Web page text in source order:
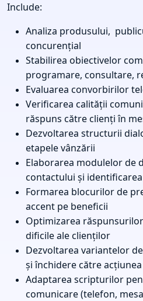
Include:
Analiza produsului,
concurențial
Stabilirea obiectivelor
programare, consultare,
Evaluarea convorbirilor
Verificarea calității
răspuns către clienți în
Dezvoltarea structurii
etapele vânzării
Elaborarea modulelor de
contactului și
Formarea blocurilor de
accent pe beneficii
Optimizarea
dificile ale clienților
Dezvoltarea variantelor
și închidere către
Adaptarea scripturilor
comunicare (telefon,